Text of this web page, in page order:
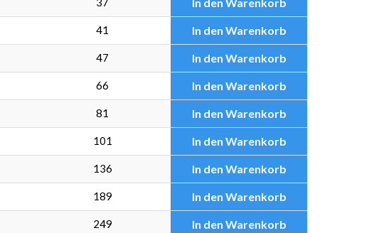
41 In den Warenkorb
47 In den Warenkorb
66 In den Warenkorb
81 In den Warenkorb
101 In den Warenkorb
136 In den Warenkorb
189 In den Warenkorb
249 In den Warenkorb